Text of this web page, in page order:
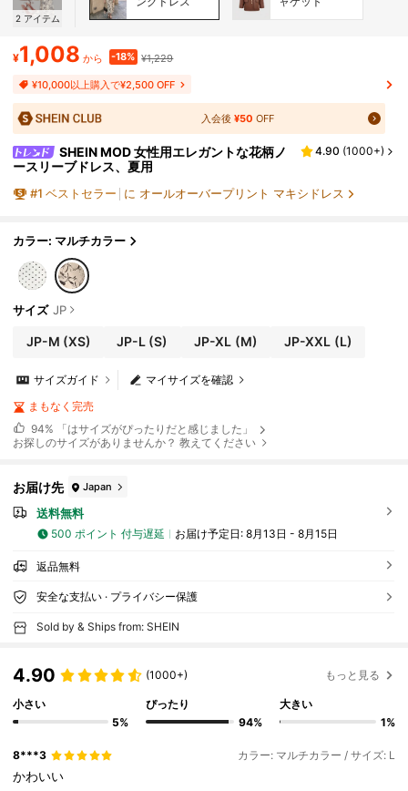
2 アイテム
¥1,008 から -18% ¥1,229
¥10,000以上購入で¥2,500 OFF
入会後 ¥50 OFF
SHEIN MOD 女性用エレガントな花柄ノ
ースリーブドレス、夏用
4.90 (1000+)
#1 ベストセラー に オールオーバープリント マキシドレス
カラー: マルチカラー
サイズ JP
JP-M (XS) JP-L (S) JP-XL (M) JP-XXL (L)
マイサイズを確認
サイズガイド
まもなく完売
94% 「はサイズがぴったりだと感じました」
お探しのサイズがありませんか？ 教えてください
お届け先 Japan
送料無料
500 ポイント 付与遅延 お届け予定日: 8月13日 - 8月15日
返品無料
安全な支払い · プライバシー保護
Sold by & Ships from: SHEIN
4.90 (1000+) もっと見る
小さい
5%
ぴったり
94%
大きい
1%
8***3 カラー: マルチカラー / サイズ: L
かわいい